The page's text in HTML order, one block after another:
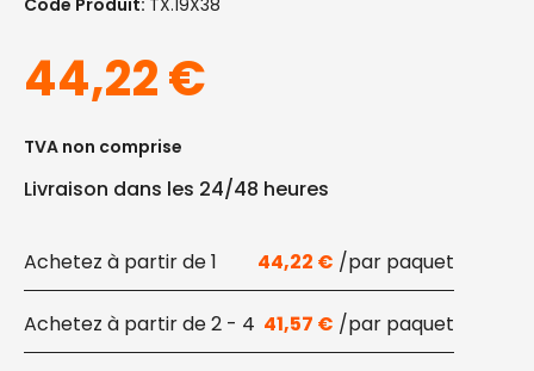
Code Produit: TX.19X38
44,22€
TVA non comprise
Livraison dans les 24/48 heures
1 44,22 €
2 - 4 41,57 €